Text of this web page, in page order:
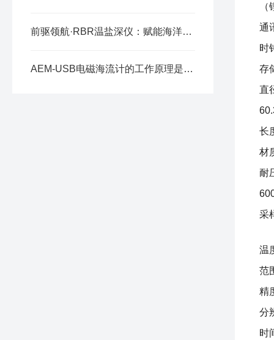
前驱领航·RBR温盐深仪：赋能海洋探测的精准标尺
AEM-USB电磁海流计的工作原理是什么？
通
时
存
直
长
材
耐
采
温
范
精
分
时